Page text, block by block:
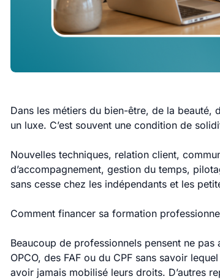
Dans les métiers du bien-être, de la beauté,
un luxe. C’est souvent une condition de
Nouvelles techniques, relation client,
d’accompagnement, gestion du temps,
sans cesse chez les indépendants et les
Comment financer sa formation
Beaucoup de professionnels pensent ne
OPCO, des FAF ou du CPF sans savoir
avoir jamais mobilisé leurs droits. D’autres